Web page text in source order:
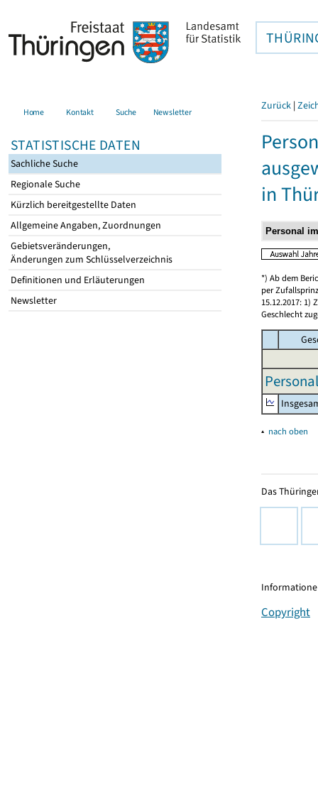
Home Kontakt Suche Newsletter
STATISTISCHE DATEN
Sachliche Suche
Regionale Suche
Kürzlich bereitgestellte Daten
Allgemeine Angaben, Zuordnungen
Gebietsveränderungen,
Änderungen zum Schlüsselverzeichnis
Definitionen und Erläuterungen
Newsletter
Zurück |
in
*) Ab dem
per
15.12.2017: 1)
Geschlecht
▴ nach oben
Das
Copyright